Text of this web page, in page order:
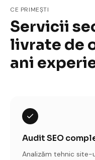
CE PRIMEȘTI
Servicii
livrate de
ani
Audit SEO
Analizăm tehnic site-